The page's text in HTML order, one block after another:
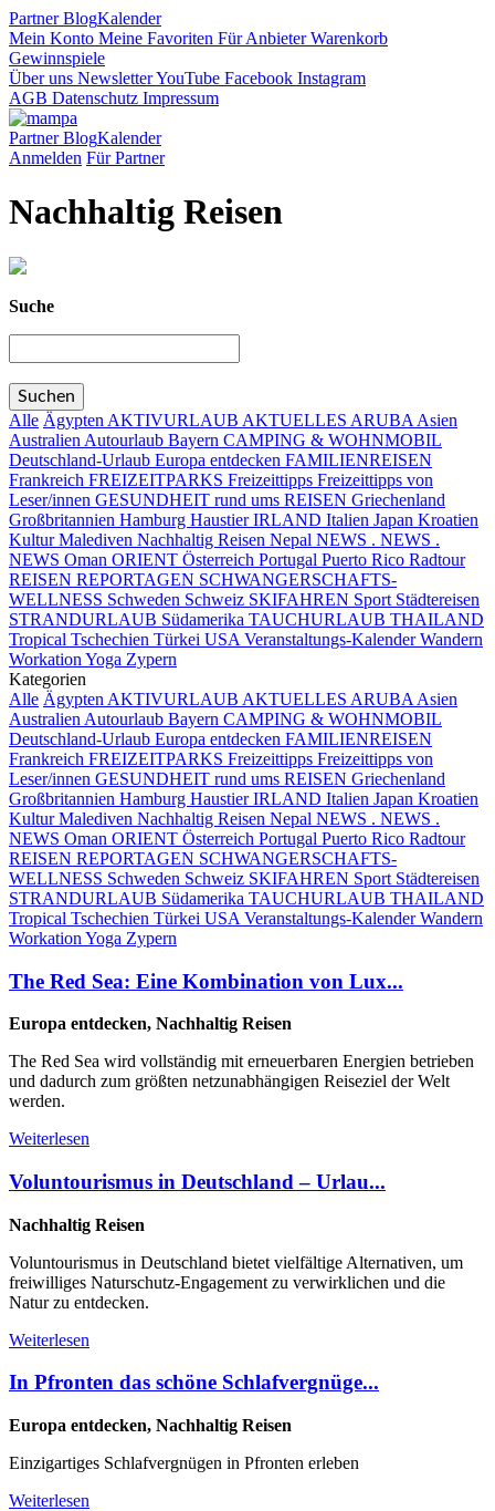
PartnerBlogKalender
Mein Konto Meine Favoriten Für AnbieterWarenkorb
Gewinnspiele
Über uns NewsletterYouTube Facebook Instagram
AGB Datenschutz Impressum
PartnerBlogKalender
Anmelden Für Partner
Nachhaltig Reisen
Suche
Alle Ägypten AKTIVURLAUB AKTUELLES ARUBA Asien
Australien Autourlaub Bayern CAMPING & WOHNMOBIL
Deutschland-Urlaub Europa entdecken FAMILIENREISEN
Frankreich FREIZEITPARKS Freizeittipps Freizeittipps von
Leser/innen GESUNDHEIT rund ums REISEN Griechenland
Großbritannien Hamburg HaustierIRLAND Italien Japan Kroatien
KulturMalediven Nachhaltig Reisen Nepal NEWS . NEWS .
NEWS Oman ORIENT Österreich Portugal Puerto Rico Radtour
REISEN REPORTAGEN SCHWANGERSCHAFTS-
WELLNESS Schweden Schweiz SKIFAHREN Sport Städtereisen
STRANDURLAUB Südamerika TAUCHURLAUB THAILAND
Tropical Tschechien Türkei USA Veranstaltungs-KalenderWandern
Workation Yoga Zypern
Kategorien
Alle Ägypten AKTIVURLAUB AKTUELLES ARUBA Asien
Australien Autourlaub Bayern CAMPING & WOHNMOBIL
Deutschland-Urlaub Europa entdecken FAMILIENREISEN
Frankreich FREIZEITPARKS Freizeittipps Freizeittipps von
Leser/innen GESUNDHEIT rund ums REISEN Griechenland
Großbritannien Hamburg HaustierIRLAND Italien Japan Kroatien
KulturMalediven Nachhaltig Reisen Nepal NEWS . NEWS .
NEWS Oman ORIENT Österreich Portugal Puerto Rico Radtour
REISEN REPORTAGEN SCHWANGERSCHAFTS-
WELLNESS Schweden Schweiz SKIFAHREN Sport Städtereisen
STRANDURLAUB Südamerika TAUCHURLAUB THAILAND
Tropical Tschechien Türkei USA Veranstaltungs-KalenderWandern
Workation Yoga Zypern
The Red Sea: Eine Kombination von Lux...
Europa entdecken, Nachhaltig Reisen
The Red Sea wird vollständig mit erneuerbaren Energien betrieben
und dadurch zum größten netzunabhängigen Reiseziel der Welt
werden.
Weiterlesen
Voluntourismus in Deutschland – Urlau...
Nachhaltig Reisen
Voluntourismus in Deutschland bietet vielfältige Alternativen, um
freiwilliges Naturschutz-Engagement zu verwirklichen und die
Natur zu entdecken.
Weiterlesen
In Pfronten das schöne Schlafvergnüge...
Europa entdecken, Nachhaltig Reisen
Einzigartiges Schlafvergnügen in Pfronten erleben
Weiterlesen